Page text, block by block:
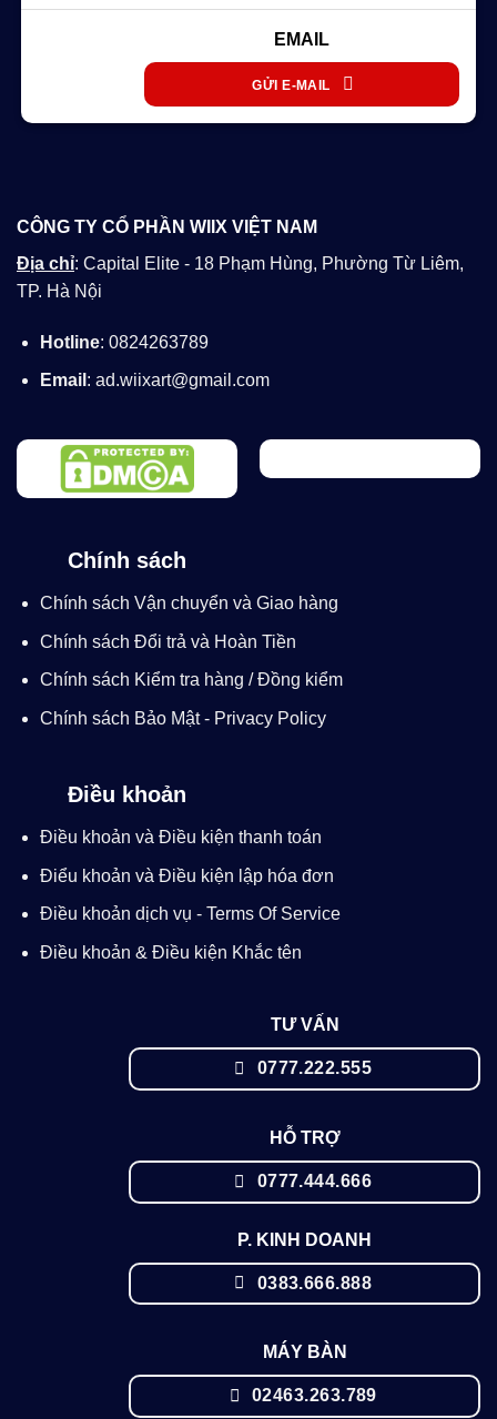
EMAIL
GỬI E-MAIL
CÔNG TY CỔ PHẦN WIIX VIỆT NAM
Địa chỉ: Capital Elite - 18 Phạm Hùng, Phường Từ Liêm,
TP. Hà Nội
Hotline: 0824263789
Email : ad.wiixart@gmail.com
Chính sách
Chính sách Vận chuyển và Giao hàng
Chính sách Đổi trả và Hoàn Tiền
Chính sách Kiểm tra hàng / Đồng kiểm
Chính sách Bảo Mật - Privacy Policy
Điều khoản
Điều khoản và Điều kiện thanh toán
Điểu khoản và Điều kiện lập hóa đơn
Điều khoản dịch vụ - Terms Of Service
Điều khoản & Điều kiện Khắc tên
TƯ VẤN
0777.222.555
HỖ TRỢ
0777.444.666
P. KINH DOANH
0383.666.888
MÁY BÀN
02463.263.789